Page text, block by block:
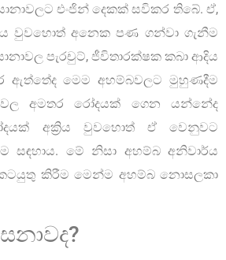
එංජින් දෙකක් සවිකර තිබේ. ඒ,
වුවහොත් අනෙක පණ ගන්වා ගැනීම
පැරචුට්, ජීවිතාරක්ෂක කබා ආදිය
ඇත්තේද මෙම අහම්බවලට මුහුණදීම
අමතර රෝදයක් ගෙන යන්නේද
අක්‍රිය වුවහොත් ඒ වෙනුවට
සඳහාය. මේ නිසා අහම්බ අනිවාර්ය
කිරීම මෙන්ම අහම්බ නොසලකා